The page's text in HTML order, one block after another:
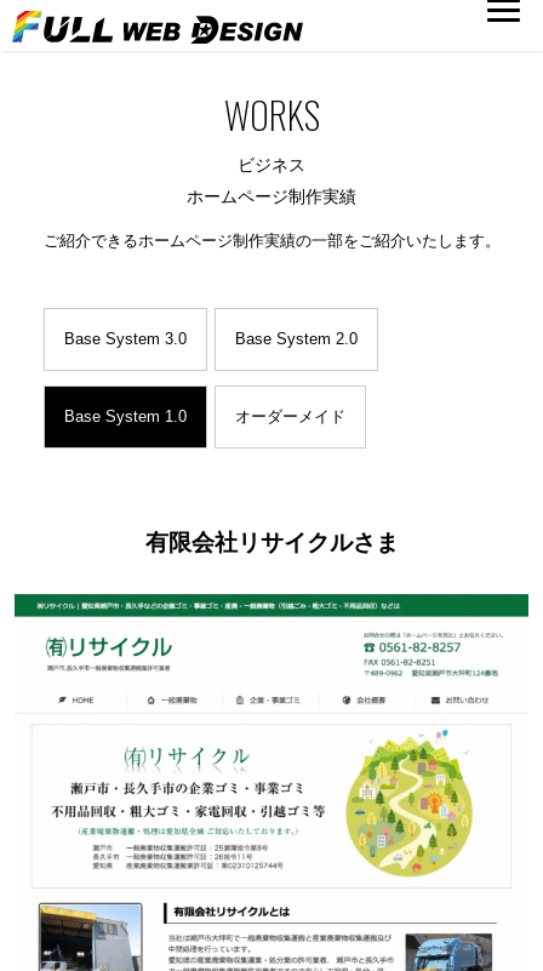
WORKS
ビジネス
ホームページ制作実績
ご紹介できるホームページ制作実績の一部をご紹介いたします。
Base System 3.0 Base System 2.0
Base System 1.0 オーダーメイド
有限会社リサイクルさま